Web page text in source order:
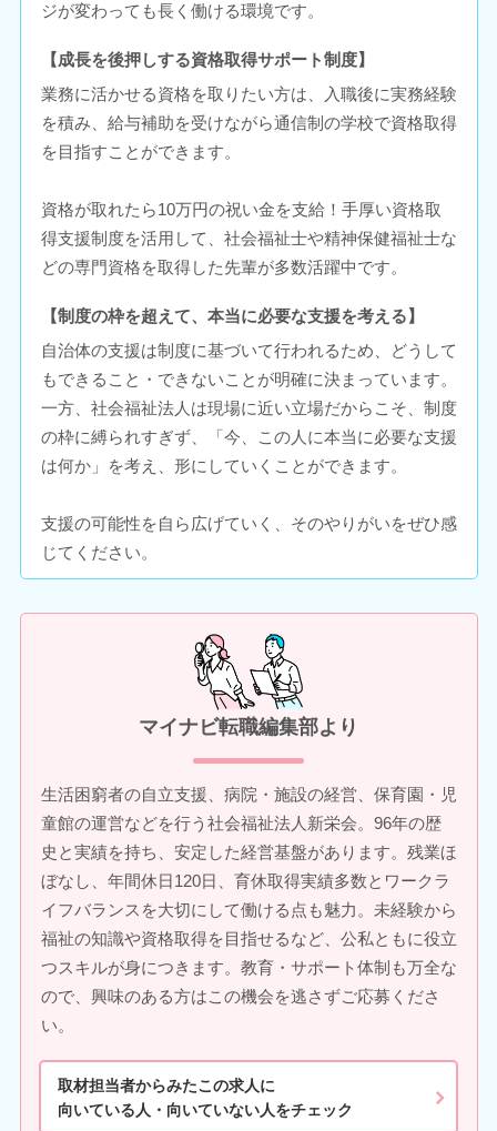
ジが変わっても長く働ける環境です。
【成長を後押しする資格取得サポート制度】
業務に活かせる資格を取りたい方は、入職後に実務経験
を積み、給与補助を受けながら通信制の学校で資格取得
を目指すことができます。
資格が取れたら10万円の祝い金を支給！手厚い資格取
得支援制度を活用して、社会福祉士や精神保健福祉士な
どの専門資格を取得した先輩が多数活躍中です。
【制度の枠を超えて、本当に必要な支援を考える】
自治体の支援は制度に基づいて行われるため、どうして
もできること・できないことが明確に決まっています。
一方、社会福祉法人は現場に近い立場だからこそ、制度
の枠に縛られすぎず、「今、この人に本当に必要な支援
は何か」を考え、形にしていくことができます。
支援の可能性を自ら広げていく、そのやりがいをぜひ感
じてください。
マイナビ転職編集部より
生活困窮者の自立支援、病院・施設の経営、保育園・児
童館の運営などを行う社会福祉法人新栄会。96年の歴
史と実績を持ち、安定した経営基盤があります。残業ほ
ぼなし、年間休日120日、育休取得実績多数とワークラ
イフバランスを大切にして働ける点も魅力。未経験から
福祉の知識や資格取得を目指せるなど、公私ともに役立
つスキルが身につきます。教育・サポート体制も万全な
ので、興味のある方はこの機会を逃さずご応募くださ
い。
取材担当者からみたこの求人に
向いている人・向いていない人をチェック